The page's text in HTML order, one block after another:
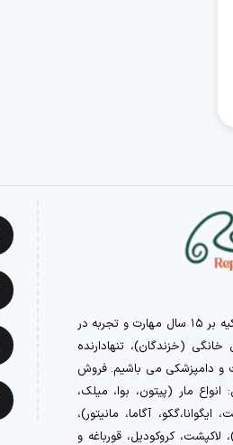
همگام با تکنولوژی روز دنیا و همچنین تکیه بر ۱۵ سال مهارت و تجربه در
(خزندگان)، تنهادارنده
و دامپزشکی می باشیم. فروش
مار (پیتون، بوا، میلک،
آگاما، مانیتور)،
لاکپشت، کروکودیل، قورباغه و